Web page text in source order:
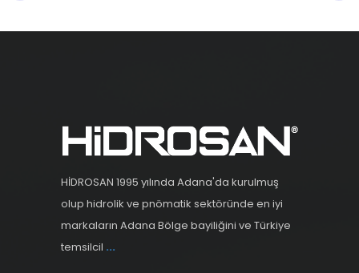
HİDROSAN 1995 yılında Adana'da kurulmuş
olup hidrolik ve pnömatik sektöründe en iyi
markaların Adana Bölge bayiliğini ve Türkiye
temsilcil ...